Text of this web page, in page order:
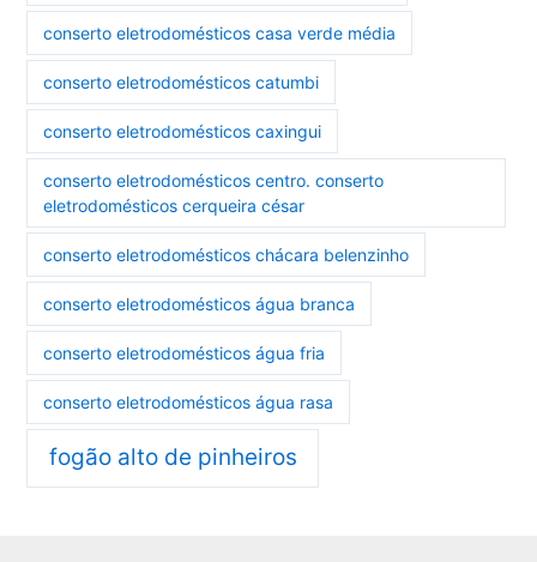
conserto eletrodomésticos casa verde média
conserto eletrodomésticos catumbi
conserto eletrodomésticos caxingui
conserto eletrodomésticos centro. conserto
eletrodomésticos cerqueira césar
conserto eletrodomésticos chácara belenzinho
conserto eletrodomésticos água branca
conserto eletrodomésticos água fria
conserto eletrodomésticos água rasa
fogão alto de pinheiros